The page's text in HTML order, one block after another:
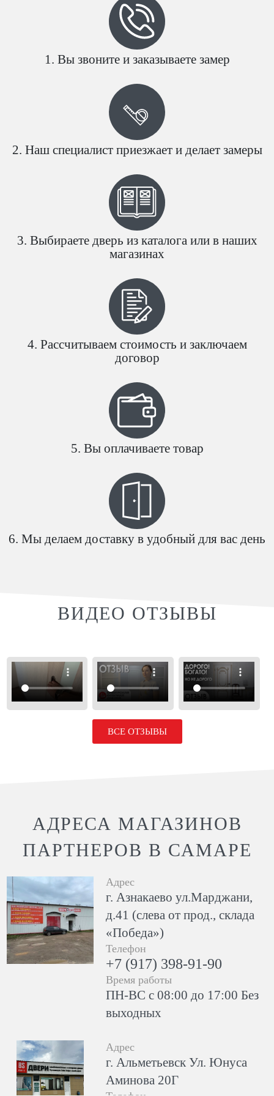
Вы звоните и заказываете замер
Наш специалист приезжает и делает замеры
Выбираете дверь из каталога или в наших
магазинах
Рассчитываем стоимость и заключаем
договор
Вы оплачиваете товар
Мы делаем доставку в удобный для вас день
ВИДЕО ОТЗЫВЫ
ВСЕ ОТЗЫВЫ
АДРЕСА МАГАЗИНОВ
ПАРТНЕРОВ В САМАРЕ
Адрес
г. Азнакаево ул.Марджани,
д.41 (слева от прод., склада
«Победа»)
Телефон
+7 (917) 398-91-90
Время работы
ПН-ВС с 08:00 до 17:00 Без
выходных
Адрес
г. Альметьевск Ул. Юнуса
Аминова 20Г